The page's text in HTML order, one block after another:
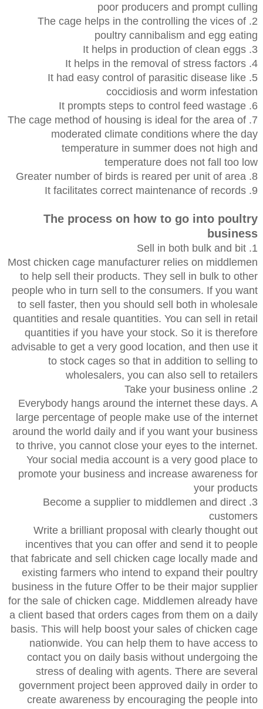
poor producers and prompt culling
2. The cage helps in the controlling the vices of
poultry cannibalism and egg eating
3. It helps in production of clean eggs
4. It helps in the removal of stress factors
5. It had easy control of parasitic disease like
coccidiosis and worm infestation
6. It prompts steps to control feed wastage
7. The cage method of housing is ideal for the area of
moderated climate conditions where the day
temperature in summer does not high and
temperature does not fall too low
8. Greater number of birds is reared per unit of area
9. It facilitates correct maintenance of records
The process on how to go into poultry
business
1. Sell in both bulk and bit
Most chicken cage manufacturer relies on middlemen
to help sell their products. They sell in bulk to other
people who in turn sell to the consumers. If you want
to sell faster, then you should sell both in wholesale
quantities and resale quantities. You can sell in retail
quantities if you have your stock. So it is therefore
advisable to get a very good location, and then use it
to stock cages so that in addition to selling to
wholesalers, you can also sell to retailers
2. Take your business online
Everybody hangs around the internet these days. A
large percentage of people make use of the internet
around the world daily and if you want your business
to thrive, you cannot close your eyes to the internet.
Your social media account is a very good place to
promote your business and increase awareness for
your products
3. Become a supplier to middlemen and direct
customers
Write a brilliant proposal with clearly thought out
incentives that you can offer and send it to people
that fabricate and sell chicken cage locally made and
existing farmers who intend to expand their poultry
business in the future Offer to be their major supplier
for the sale of chicken cage. Middlemen already have
a client based that orders cages from them on a daily
basis. This will help boost your sales of chicken cage
nationwide. You can help them to have access to
contact you on daily basis without undergoing the
stress of dealing with agents. There are several
government project been approved daily in order to
create awareness by encouraging the people into